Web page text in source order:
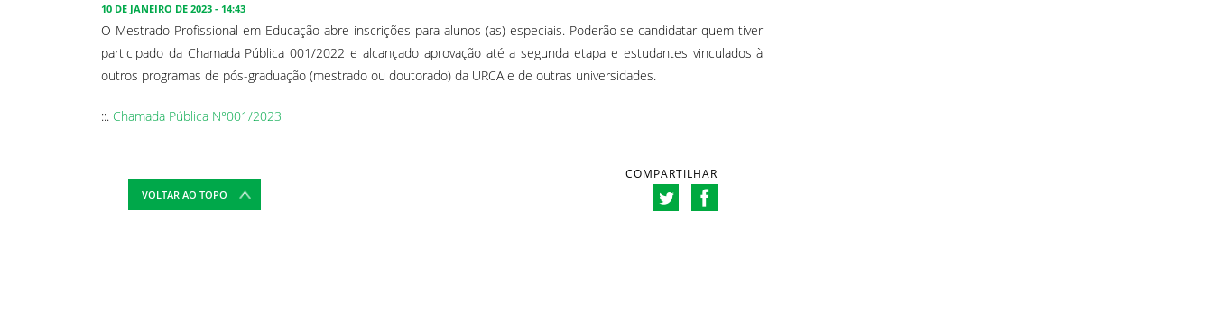
10 DE JANEIRO DE 2023 - 14:43
O Mestrado Profissional em Educação abre inscrições para alunos (as) especiais. Poderão se candidatar quem tiver
participado da Chamada Pública 001/2022 e alcançado aprovação até a segunda etapa e estudantes vinculados à
outros programas de pós-graduação (mestrado ou doutorado) da URCA e de outras universidades.
::. Chamada Pública N°001/2023
VOLTAR AO TOPO
COMPARTILHAR